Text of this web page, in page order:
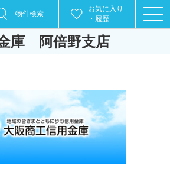
物件検索
お気に入り
・履歴
庫 阿倍野支店